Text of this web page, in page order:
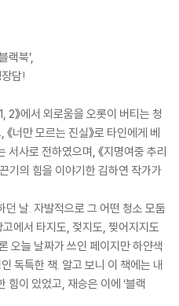
랙북’,
담!
2》에서 외로움을 오롯이 버티는 청
너만 모르는 진실》로 타인에게 베
서사로 전하였으며, 《지명여중 추리
기의 힘을 이야기한 김하연 작가가
날. 자발적으로 그 어떤 청소 모둠
에서 타지도, 젖지도, 찢어지지도
오늘 날짜가 쓰인 페이지만 하얀색
독특한 책. 알고 보니 이 책에는 내
힘이 있었고, 재승은 이에 ‘블랙